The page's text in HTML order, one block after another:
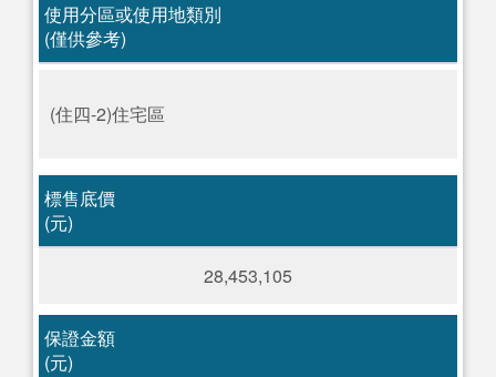
使用分區或使用地類別
(僅供參考)
(住四-2)住宅區
標售底價
(元)
28,453,105
保證金額
(元)